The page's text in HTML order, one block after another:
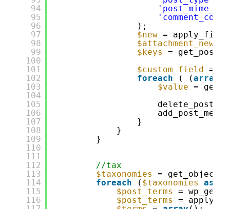
94
95
96
97
98
99
100
101
102
103
104
105
106
107
108
109
110
111
112
113
114
115
116
);
$new =
$attachment_newid
$keys
=
$custom_field
=
foreach
( (array
$value
=
}
}
}
//tax
$taxonomies
=
foreach
( $taxonomies as
$post_terms
=
$post_terms
=